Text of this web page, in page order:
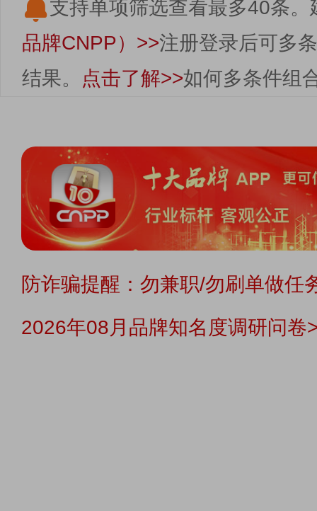
支持单项筛选查看最多40条。
品牌CNPP）>>注册登录后可多
结果。
点击了解>>如何多条件组
防诈骗提醒：勿兼职/勿刷单做任
2026年08月品牌知名度调研问卷